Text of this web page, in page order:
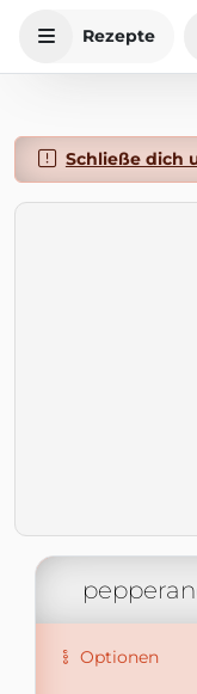
Rezepte
Schließe dich
Optionen